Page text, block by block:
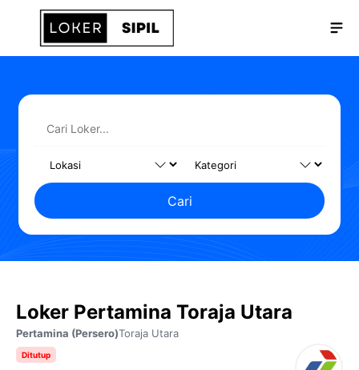
Langsung
Cari
Loker Pertamina Toraja Utara
Pertamina (Persero)Toraja Utara
Ditutup